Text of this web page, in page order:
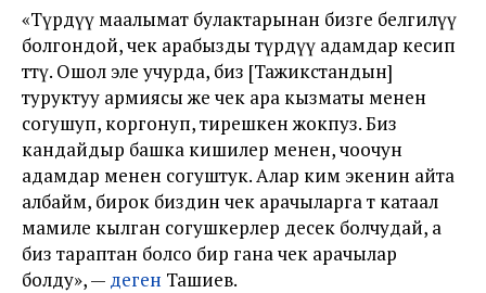
«Түрдүү маалымат булактарынан бизге белгилүү
болгондой, чек арабызды түрдүү адамдар кесип
өттү. Ошол эле учурда, биз [Тажикстандын]
туруктуу армиясы же чек ара кызматы менен
согушуп, коргонуп, тирешкен жокпуз. Биз
кандайдыр башка кишилер менен, чоочун
адамдар менен согуштук. Алар ким экенин айта
албайм, бирок биздин чек арачыларга өтө катаал
мамиле кылган согушкерлер десек болчудай, а
биз тараптан болсо бир гана чек арачылар
болду», — деген Ташиев.